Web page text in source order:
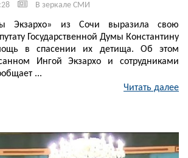
В зеркале СМИ
Экзархо» из Сочи выразила свою
Государственной Думы Константину
в спасении их детища. Об этом
Ингой Экзархо и сотрудниками
...
Читать далее